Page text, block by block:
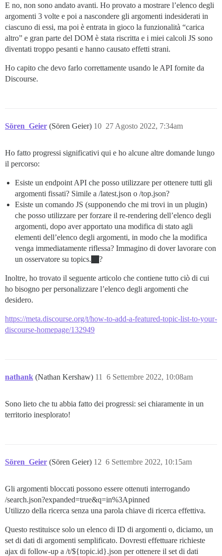
E no, non sono andato avanti. Ho provato a mostrare l’elenco degli
argomenti 3 volte e poi a nascondere gli argomenti indesiderati in
ciascuno di essi, ma poi è entrata in gioco la funzionalità “carica
altro” e gran parte del DOM è stata riscritta e i miei calcoli JS sono
diventati troppo pesanti e hanno causato effetti strani.
Ho capito che devo farlo correttamente usando le API fornite da
Discourse.
Sören_Geier (Sören Geier) 27 Agosto 2022, 7:34am
10
Ho fatto progressi significativi qui e ho alcune altre domande lungo
il percorso:
Esiste un endpoint API che posso utilizzare per ottenere tutti gli
argomenti fissati? Simile a /latest.json o /top.json?
Esiste un comando JS (supponendo che mi trovi in un plugin)
che posso utilizzare per forzare il re-rendering dell’elenco degli
argomenti, dopo aver apportato una modifica di stato agli
elementi dell’elenco degli argomenti, in modo che la modifica
venga immediatamente riflessa? Immagino di dover lavorare con
un osservatore su topics.
?
Inoltre, ho trovato il seguente articolo che contiene tutto ciò di cui
ho bisogno per personalizzare l’elenco degli argomenti che
desidero.
https://meta.discourse.org/t/how-to-add-a-featured-topic-list-to-your-
discourse-homepage/132949
nathank (Nathan Kershaw) 6 Settembre 2022, 10:08am
11
Sono lieto che tu abbia fatto dei progressi: sei chiaramente in un
territorio inesplorato!
Sören_Geier (Sören Geier) 6 Settembre 2022, 10:15am
12
Gli argomenti bloccati possono essere ottenuti interrogando
/search.json?expanded=true&q=in%3Apinned
Utilizzo della ricerca senza una parola chiave di ricerca effettiva.
Questo restituisce solo un elenco di ID di argomenti o, diciamo, un
set di dati di argomenti semplificato. Dovresti effettuare richieste
ajax di follow-up a /t/${topic.id}.json per ottenere il set di dati